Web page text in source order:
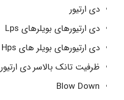
دی ارتیور
دی ارتیورهای بویلرهای Lps
دی ارتیورهای بویلر های Hps
ظرفیت تانک بالاسر دی ارتیور
Blow Down